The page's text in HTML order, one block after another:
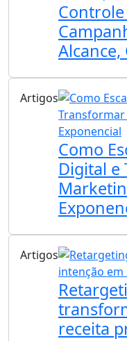
Alcance,
Artigos
Como
Digital
Artigos
receita